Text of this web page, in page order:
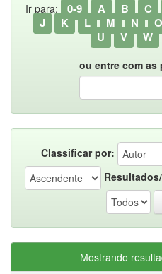
Ir para: 0-9 A B C
J
K L M N O
U
V W
ou entre com as
Classificar por:
Mostrando